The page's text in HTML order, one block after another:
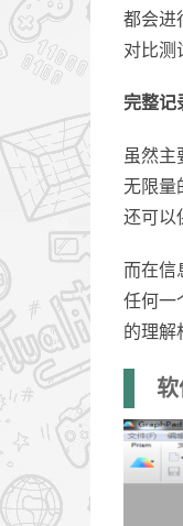
都会进
对比测
完整记
虽然
无限量
还可以
而在信
任何一
的理解
软